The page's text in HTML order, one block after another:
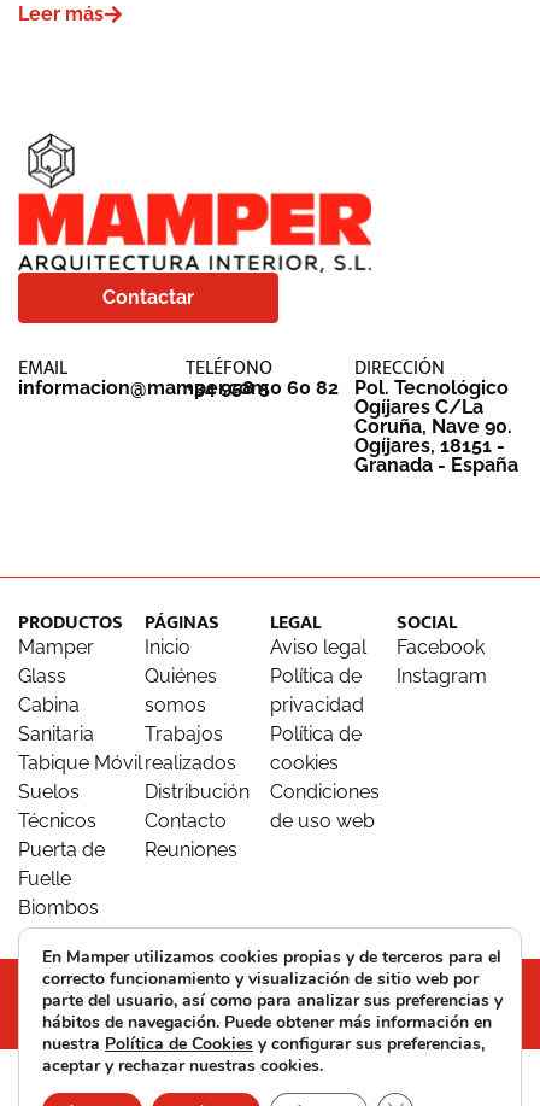
Leer más
Contactar
EMAIL
informacion@mamper.com
TELÉFONO
+34 958 50 60 82
DIRECCIÓN
Pol. Tecnológico
Ogíjares C/La
Coruña, Nave 90.
Ogíjares, 18151 -
Granada - España
PRODUCTOS
Mamper
Glass
Cabina
Sanitaria
Tabique Móvil
Suelos
Técnicos
Puerta de
Fuelle
Biombos
PÁGINAS
Inicio
Quiénes
somos
Trabajos
realizados
Distribución
Contacto
Reuniones
LEGAL
Aviso legal
Política de
privacidad
Política de
cookies
Condiciones
de uso web
SOCIAL
Facebook
Instagram
Mamper © 2026. Todos los derechos reservados
Web realizada por Citysem
En Mamper utilizamos cookies propias y de terceros para el
correcto funcionamiento y visualización de sitio web por
parte del usuario, así como para analizar sus preferencias y
hábitos de navegación. Puede obtener más información en
nuestra Política de Cookies y configurar sus preferencias,
aceptar y rechazar nuestras cookies.